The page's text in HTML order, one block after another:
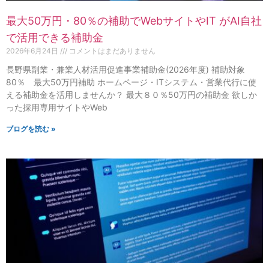
最大50万円・80％の補助でWebサイトやIT がAI自社
で活用できる補助金
2026年6月24日 コメントはまだありません
長野県副業・兼業人材活用促進事業補助金(2026年度) 補助対象
80％ 最大50万円補助 ホームページ・ITシステム・営業代行に使
える補助金を活用しませんか？ 最大８０％50万円の補助金 欲しか
った採用専用サイトやWeb
ブログを読む »